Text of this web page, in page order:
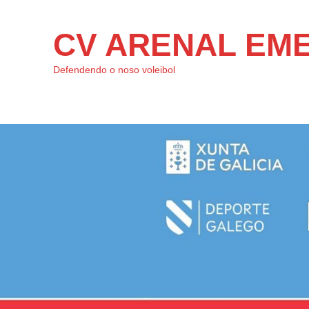
CV ARENAL
Defendendo o noso voleibol